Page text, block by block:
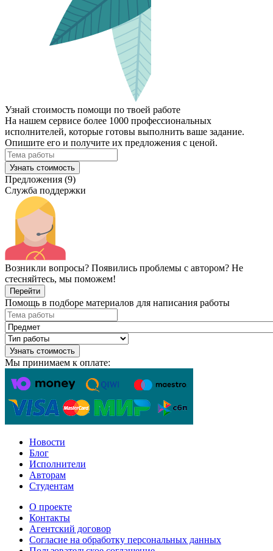
Узнай стоимость помощи по твоей работе
На нашем сервисе более 1000 профессиональных
исполнителей, которые готовы выполнить ваше задание.
Опишите его и получите их предложения с ценой.
Узнать стоимость
Предложения (9)
Служба поддержки
Возникли вопросы? Появились проблемы с автором? Не
стесняйтесь, мы поможем!
Перейти
Помощь в подборе материалов для написания работы
Узнать стоимость
Мы принимаем к оплате:
Новости
Блог
Исполнители
Авторам
Студентам
О проекте
Контакты
Агентский договор
Согласие на обработку персональных данных